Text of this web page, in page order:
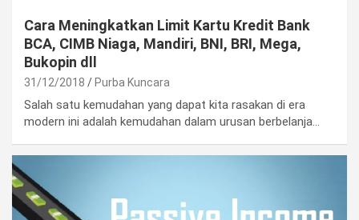
Cara Meningkatkan Limit Kartu Kredit Bank
BCA, CIMB Niaga, Mandiri, BNI, BRI, Mega,
Bukopin dll
31/12/2018 Purba Kuncara
Salah satu kemudahan yang dapat kita rasakan di era
modern ini adalah kemudahan dalam urusan berbelanja…